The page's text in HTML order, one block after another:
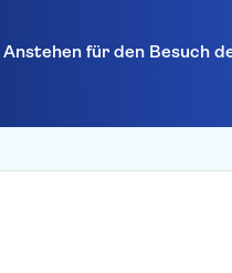
Anstehen für den Besuch